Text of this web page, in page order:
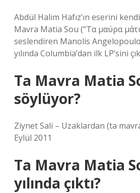
Abdül Halim Hafız’ın eserini
Mavra Matia Sou (“Τα μαύρα
seslendiren Manolis
yılında Columbia’dan ilk LP’sini
Ta Mavra Matia
söylüyor?
Ziynet Sali – Uzaklardan (ta
Eylül 2011
Ta Mavra Matia
yılında çıktı?